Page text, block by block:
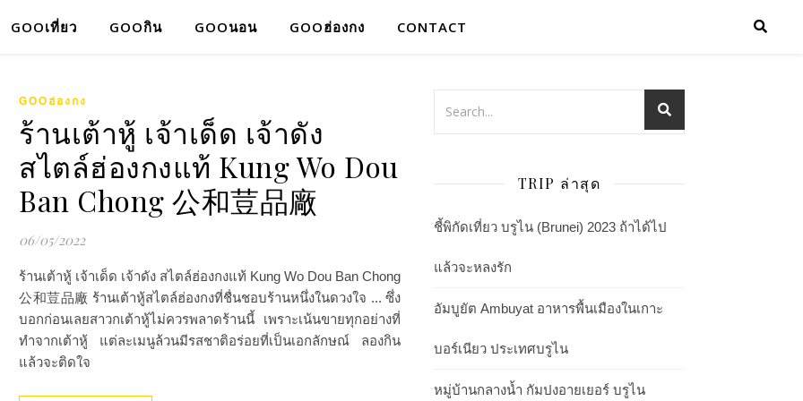
GOOเที่ยว GOOกิน GOOนอน GOOฮ่องกง CONTACT
GOOฮ่องกง
ร้านเต้าหู้ เจ้าเด็ด เจ้าดัง
สไตล์ฮ่องกงแท้ Kung Wo Dou
Ban Chong 公和荳品廠
06/05/2022
ร้านเต้าหู้ เจ้าเด็ด เจ้าดัง สไตล์ฮ่องกงแท้ Kung Wo Dou Ban Chong
公和荳品廠 ร้านเต้าหู้สไตล์ฮ่องกงที่ชื่นชอบร้านหนึ่งในดวงใจ ... ซึ่ง
บอกก่อนเลยสาวกเต้าหู้ไม่ควรพลาดร้านนี้ เพราะเน้นขายทุกอย่างที่
ทำจากเต้าหู้ แต่ละเมนูล้วนมีรสชาติอร่อยที่เป็นเอกลักษณ์ ลองกิน
แล้วจะติดใจ
TRIP ล่าสุด
ชี้พิกัดเที่ยว บรูไน (Brunei) 2023 ถ้าได้ไป
แล้วจะหลงรัก
อัมบูยัต Ambuyat อาหารพื้นเมืองในเกาะ
บอร์เนียว ประเทศบรูไน
หมู่บ้านกลางน้ำ กัมปงอายเยอร์ บรูไน